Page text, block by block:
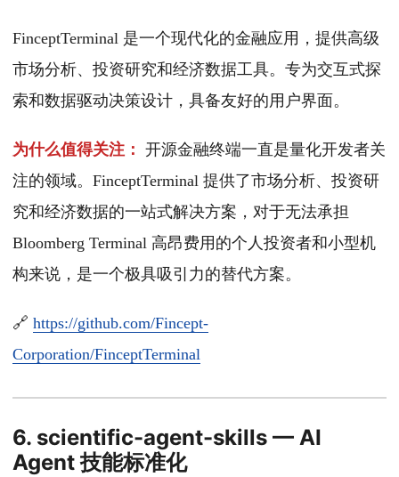
FinceptTerminal 是一个现代化的金融应用，提供高级
市场分析、投资研究和经济数据工具。专为交互式探
索和数据驱动决策设计，具备友好的用户界面。
为什么值得关注： 开源金融终端一直是量化开发者关
注的领域。FinceptTerminal 提供了市场分析、投资研
究和经济数据的一站式解决方案，对于无法承担
Bloomberg Terminal 高昂费用的个人投资者和小型机
构来说，是一个极具吸引力的替代方案。
🔗 https://github.com/Fincept-
Corporation/FinceptTerminal
6. scientific-agent-skills — AI
Agent 技能标准化